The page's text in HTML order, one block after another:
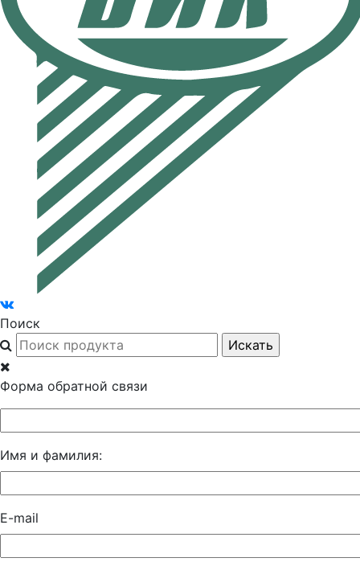
Поиск
Форма обратной связи
Имя и фамилия:
E-mail